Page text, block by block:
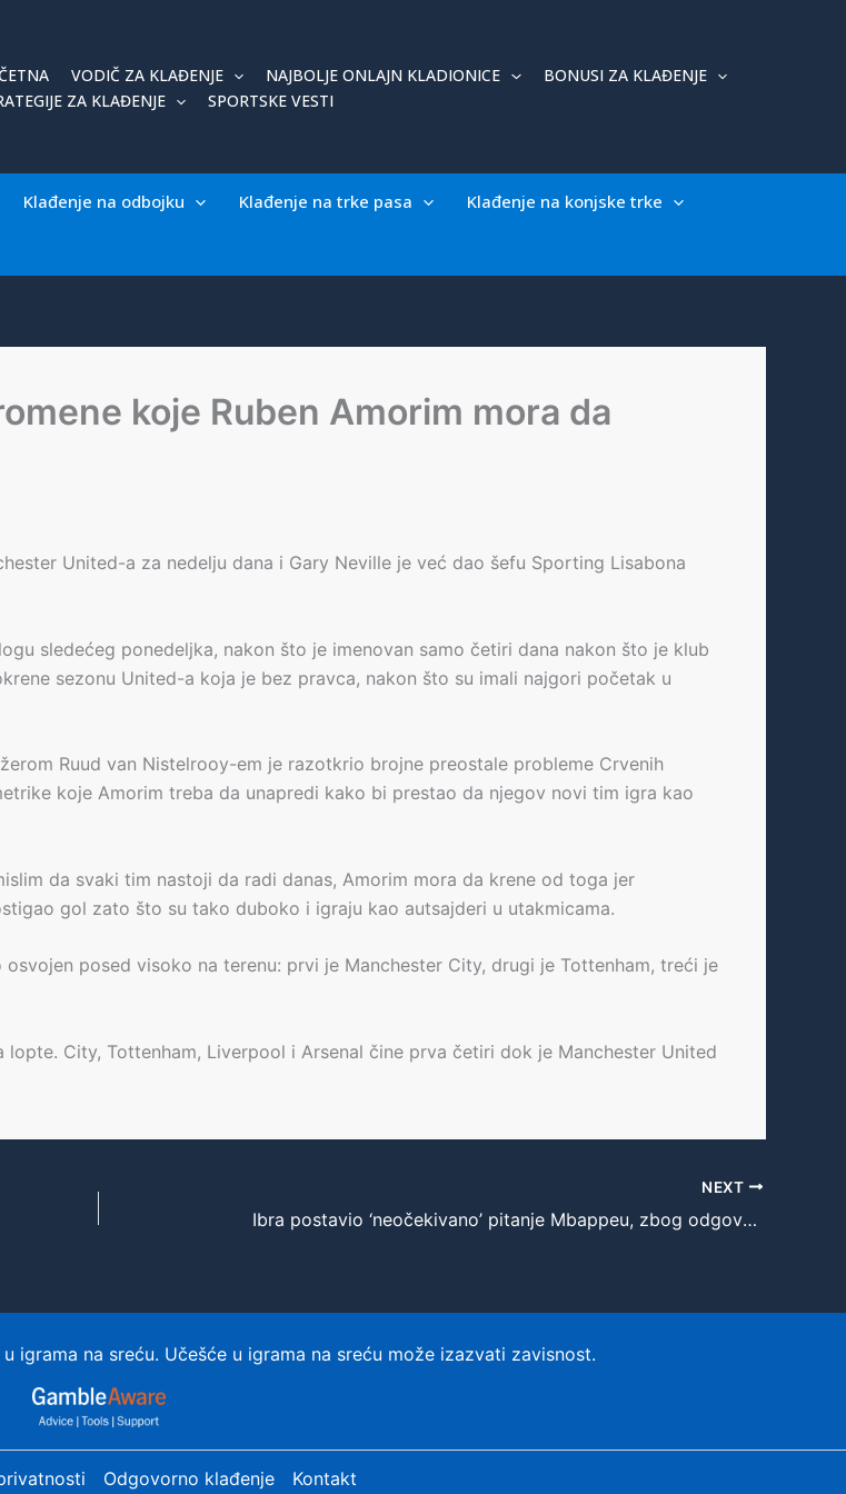
VODIČ ZA KLAĐENJE NAJBOLJE ONLAJN KLADIONICE
BONUSI ZA KLAĐENJE
ZA KLAĐENJE
SPORTSKE VESTI
Klađenje na odbojku Klađenje na trke pasa Klađenje na konjske trke
koje Ruben Amorim mora da
United-a za nedelju dana i Gary Neville je već dao šefu Sporting Lisabona
sledećeg ponedeljka, nakon što je imenovan samo četiri dana nakon što je klub
sezonu United-a koja je bez pravca, nakon što su imali najgori početak u
Ruud van Nistelrooy-em je razotkrio brojne preostale probleme Crvenih
koje Amorim treba da unapredi kako bi prestao da njegov novi tim igra kao
da svaki tim nastoji da radi danas, Amorim mora da krene od toga jer
gol zato što su tako duboko i igraju kao autsajderi u utakmicama.
posed visoko na terenu: prvi je Manchester City, drugi je Tottenham, treći je
City, Tottenham, Liverpool i Arsenal čine prva četiri dok je Manchester United
NEXT
Ibra postavio ‘neočekivano’ pitanje Mbappeu, zbog odgovora navijači tvrde: “Laže”
igrama na sreću. Učešće u igrama na sreću može izazvati zavisnost.
Odgovorno klađenje Kontakt